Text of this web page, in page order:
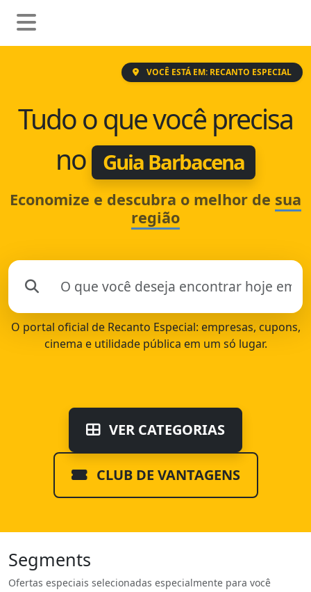
VOCÊ ESTÁ EM: RECANTO ESPECIAL
Tudo o que você precisa
no
Guia Barbacena
Economize e descubra o melhor de sua
região
O portal oficial de Recanto Especial: empresas, cupons,
cinema e utilidade pública em um só lugar.
VER CATEGORIAS
CLUB DE VANTAGENS
Segments
Ofertas especiais selecionadas especialmente para você